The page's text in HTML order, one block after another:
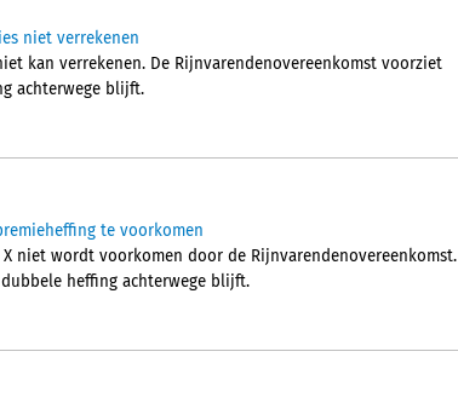
niet verrekenen
kan verrekenen. De Rijnvarendenovereenkomst voorziet
achterwege blijft.
te voorkomen
niet wordt voorkomen door de Rijnvarendenovereenkomst.
heffing achterwege blijft.